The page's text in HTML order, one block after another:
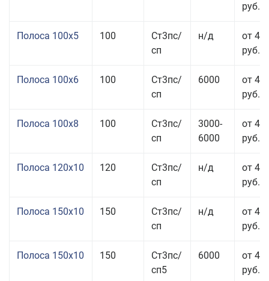
руб.
Полоса 100x5 100
Ст3пс/
сп
н/д
от 46
руб.
Полоса 100x6 100
Ст3пс/
сп
6000
от 46
руб.
Полоса 100x8 100
Ст3пс/
сп
3000-
6000
от 42
руб.
Полоса 120x10 120
Ст3пс/
сп
н/д
от 43
руб.
Полоса 150x10 150
Ст3пс/
сп
н/д
от 43
руб.
Полоса 150x10 150
Ст3пс/
сп5
6000
от 43
руб.